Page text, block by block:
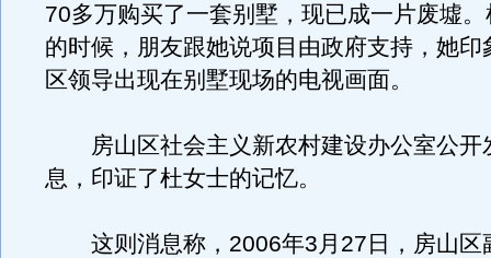
70多万购买了一套别墅，现已成一片废墟
的时候，朋友跟她说项目由政府支持，她印
区领导出现在别墅现场的电视画面。
房山区社会主义新农村建设办公室公开
息，印证了杜女士的记忆。
这则消息称，2006年3月27日，房山区